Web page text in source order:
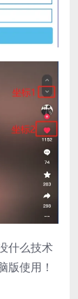
什么技术
版使用！